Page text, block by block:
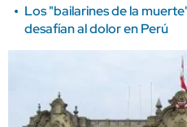
Los "bailarines de la
desafían al dolor en Perú